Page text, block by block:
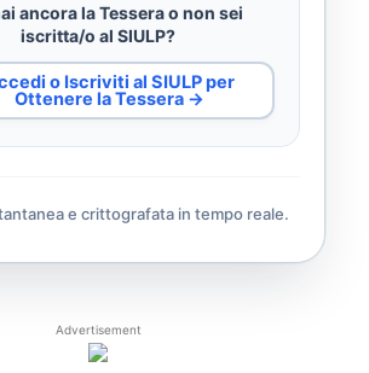
ancora la Tessera o non sei
iscritta/o al SIULP?
o Iscriviti al SIULP per
Ottenere la Tessera →
e crittografata in tempo reale.
Advertisement